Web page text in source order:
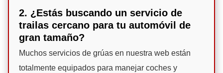
2. ¿Estás buscando un servicio de
trailas cercano para tu automóvil de
gran tamaño?
Muchos servicios de grúas en nuestra web están
totalmente equipados para manejar coches y